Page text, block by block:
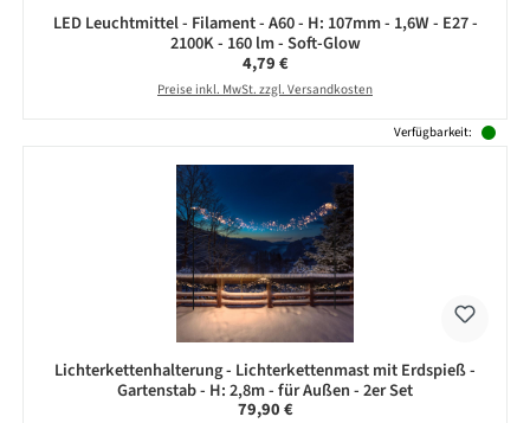
LED Leuchtmittel - Filament - A60 - H: 107mm - 1,6W - E27 -
2100K - 160 lm - Soft-Glow
Regulärer Preis:
4,79 €
Preise inkl. MwSt. zzgl. Versandkosten
Verfügbarkeit:
Lichterkettenhalterung - Lichterkettenmast mit Erdspieß -
Gartenstab - H: 2,8m - für Außen - 2er Set
Regulärer Preis:
79,90 €